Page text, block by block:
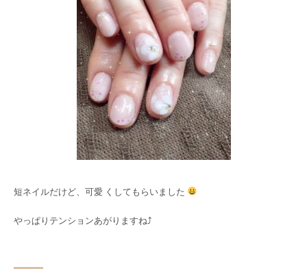
短ネイルだけど、可愛 くしてもらいました
やっぱりテンションあがりますね⤴